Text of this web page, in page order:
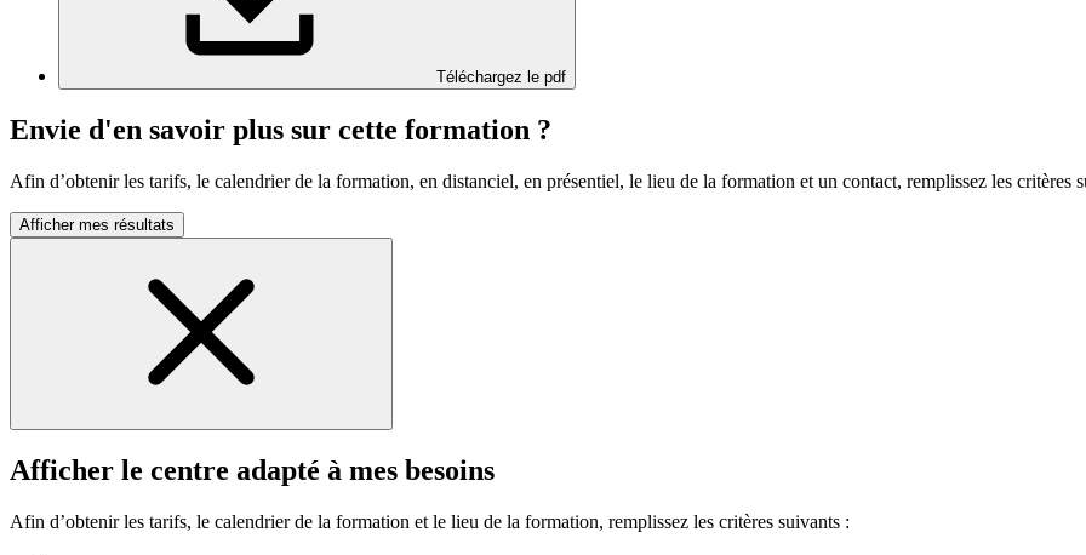
Téléchargez le pdf
Envie d'en savoir plus sur cette formation ?
Afin d’obtenir les tarifs, le calendrier de la formation, en distanciel, en présentiel, le lieu de la formation et un contact, remplissez les critères
Afficher mes résultats
Afficher le centre adapté à mes besoins
Afin d’obtenir les tarifs, le calendrier de la formation et le lieu de la formation, remplissez les critères suivants :